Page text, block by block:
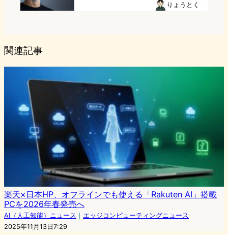
りょうとく
関連記事
楽天×日本HP、オフラインでも使える「Rakuten AI」搭載
PCを2026年春発売へ
AI（人工知能）ニュース ｜ エッジコンピューティングニュース
2025年11月13日7:29